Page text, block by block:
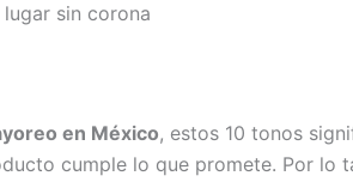
sin corona
en México, estos 10 tonos
cumple lo que promete. Por lo